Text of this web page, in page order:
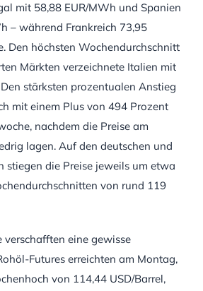
mit 58,88 EUR/MWh und Spanien
– während Frankreich 73,95
Den höchsten Wochendurchschnitt
Märkten verzeichnete Italien mit
stärksten prozentualen Anstieg
mit einem Plus von 494 Prozent
nachdem die Preise am
lagen. Auf den deutschen und
stiegen die Preise jeweils um etwa
von rund 119
verschafften eine gewisse
Futures erreichten am Montag,
von 114,44 USD/Barrel,